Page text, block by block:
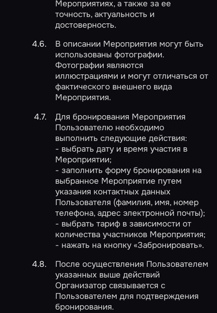
Мероприятиях, а также за ее
точность, актуальность и
достоверность.
В описании Мероприятия могут быть
использованы фотографии.
Фотографии являются
иллюстрациями и могут отличаться от
фактического внешнего вида
Мероприятия.
Для бронирования Мероприятия
Пользователю необходимо
выполнить следующие действия:
- выбрать дату и время участия в
Мероприятии;
- заполнить форму бронирования на
выбранное Мероприятие путем
указания контактных данных
Пользователя (фамилия, имя, номер
телефона, адрес электронной почты);
- выбрать тариф в зависимости от
количества участников Мероприятия;
- нажать на кнопку «Забронировать».
После осуществления Пользователем
указанных выше действий
Организатор связывается с
Пользователем для подтверждения
бронирования.